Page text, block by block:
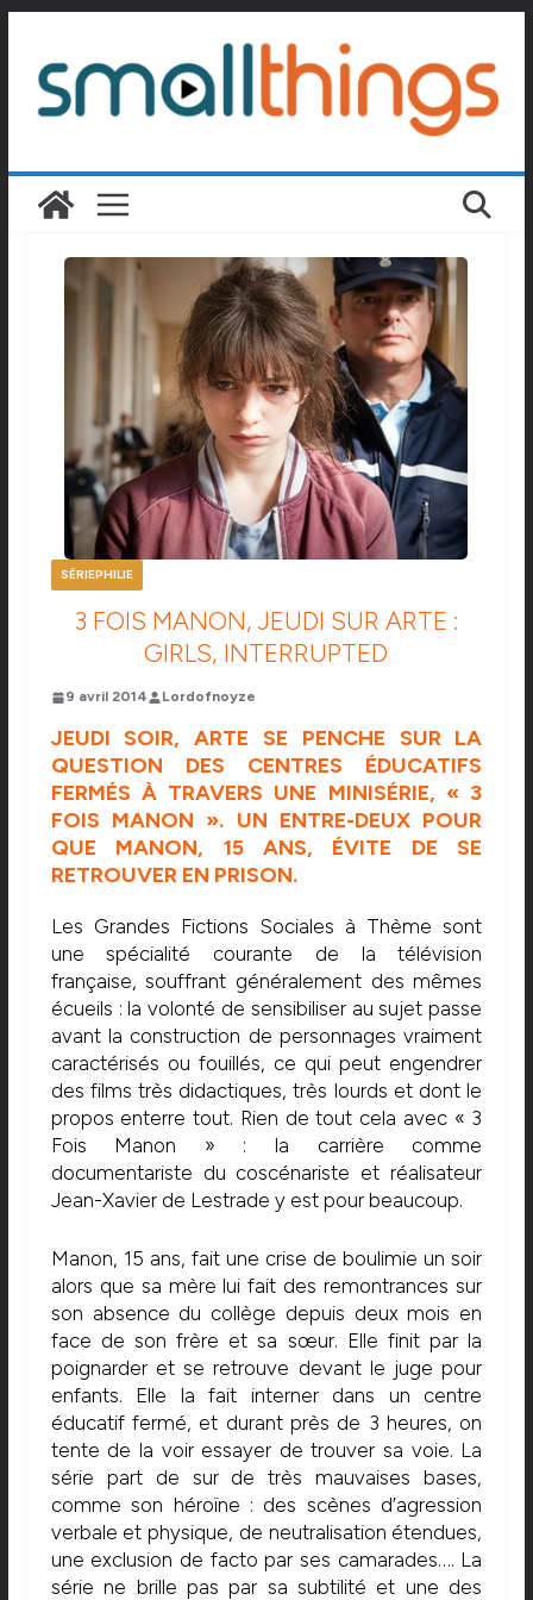
contenu
SÉRIEPHILIE
3 FOIS MANON, JEUDI SUR ARTE :
GIRLS, INTERRUPTED
9 avril 2014 Lordofnoyze
JEUDI SOIR, ARTE SE PENCHE SUR LA
QUESTION DES CENTRES ÉDUCATIFS
FERMÉS À TRAVERS UNE MINISÉRIE, « 3
FOIS MANON ». UN ENTRE-DEUX POUR
QUE MANON, 15 ANS, ÉVITE DE SE
RETROUVER EN PRISON.
Les Grandes Fictions Sociales à Thème sont
une spécialité courante de la télévision
française, souffrant généralement des mêmes
écueils : la volonté de sensibiliser au sujet passe
avant la construction de personnages vraiment
caractérisés ou fouillés, ce qui peut engendrer
des films très didactiques, très lourds et dont le
propos enterre tout. Rien de tout cela avec « 3
Fois Manon » : la carrière comme
documentariste du coscénariste et réalisateur
Jean-Xavier de Lestrade y est pour beaucoup.
Manon, 15 ans, fait une crise de boulimie un soir
alors que sa mère lui fait des remontrances sur
son absence du collège depuis deux mois en
face de son frère et sa sœur. Elle finit par la
poignarder et se retrouve devant le juge pour
enfants. Elle la fait interner dans un centre
éducatif fermé, et durant près de 3 heures, on
tente de la voir essayer de trouver sa voie. La
série part de sur de très mauvaises bases,
comme son héroïne : des scènes d’agression
verbale et physique, de neutralisation étendues,
une exclusion de facto par ses camarades…. La
série ne brille pas par sa subtilité et une des